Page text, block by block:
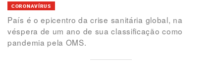
CORONAVÍRUS
País é o epicentro da crise sanitária global, na
véspera de um ano de sua classificação como
pandemia pela OMS.